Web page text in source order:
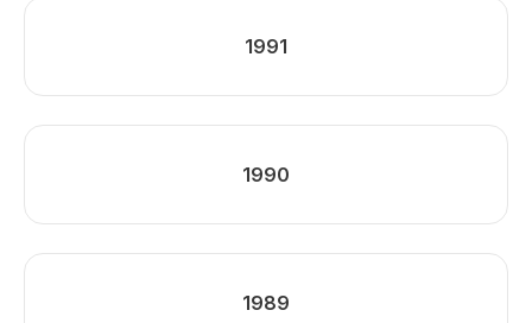
1991
1990
1989